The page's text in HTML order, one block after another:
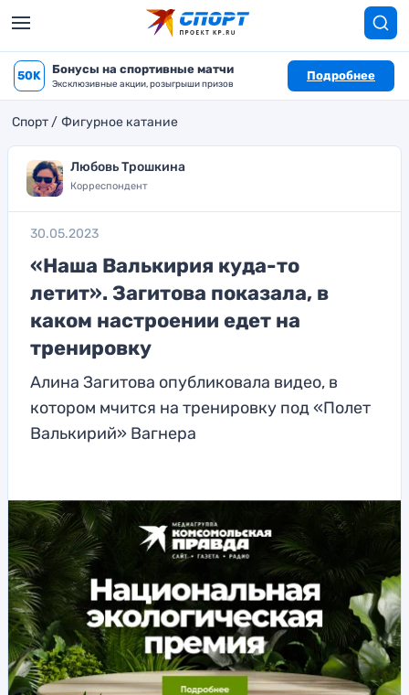
50K Бонусы на спортивные матчи
Эксклюзивные акции, розыгрыши призов
Подробнее
Спорт Фигурное катание
Любовь Трошкина
Корреспондент
30.05.2023
«Наша Валькирия куда-то
летит». Загитова показала, в
каком настроении едет на
тренировку
Алина Загитова опубликовала видео, в
котором мчится на тренировку под «Полет
Валькирий» Вагнера